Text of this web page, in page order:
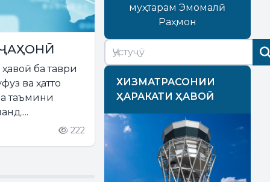
ба таври
ва ҳатто
таъмини
222
муҳтарам Эмомалӣ
Раҳмон
ХИЗМАТРАСОНИИ
ҲАРАКАТИ ҲАВОӢ